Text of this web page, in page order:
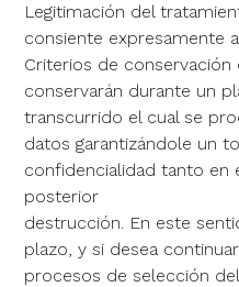
Legitimación del
consiente expresamente
Criterios de conservación
conservarán durante un
transcurrido el cual se
datos garantizándole un
confidencialidad tanto en
posterior
destrucción. En este
plazo, y si desea
procesos de selección